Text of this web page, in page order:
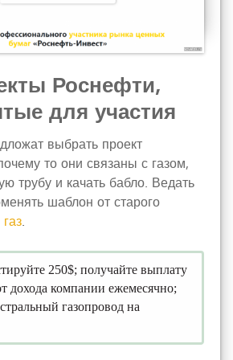
Роснефти,
для участия
выбрать проект
то они связаны с газом,
трубу и качать бабло. Ведать
шаблон от старого
.
250$; получайте выплату
дохода компании ежемесячно;
газопровод на